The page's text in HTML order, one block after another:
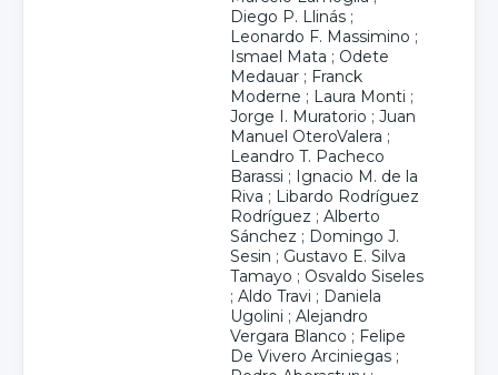
Diego P. Llinás ;
Leonardo F. Massimino ;
Ismael Mata ; Odete
Medauar ; Franck
Moderne ; Laura Monti ;
Jorge I. Muratorio ; Juan
Manuel OteroValera ;
Leandro T. Pacheco
Barassi ; Ignacio M. de la
Riva ; Libardo Rodríguez
Rodríguez ; Alberto
Sánchez ; Domingo J.
Sesin ; Gustavo E. Silva
Tamayo ; Osvaldo Siseles
; Aldo Travi ; Daniela
Ugolini ; Alejandro
Vergara Blanco ; Felipe
De Vivero Arciniegas ;